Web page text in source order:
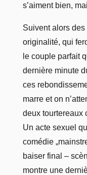
s’aiment bien,
Suivent alors
originalité, qui
le couple parfait
dernière minute
ces
marre et on
deux tourtereaux
Un acte sexuel
comédie
baiser final –
montre une